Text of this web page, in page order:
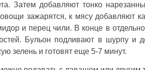
Затем добавляют тонко
овощи зажарятся, к мясу добавляют
и перец чили. В конце в
Бульон подливают в шурпу и
зелень и готовят еще 5-7 минут.